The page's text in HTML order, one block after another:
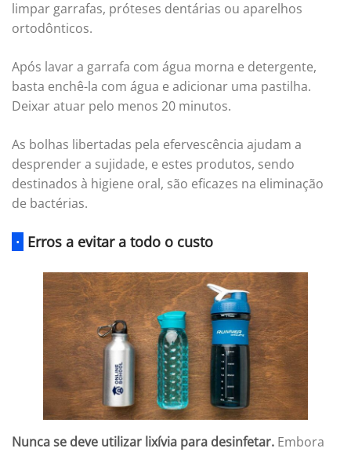
limpar garrafas, próteses dentárias ou aparelhos
ortodônticos.
Após lavar a garrafa com água morna e detergente,
basta enchê-la com água e adicionar uma pastilha.
Deixar atuar pelo menos 20 minutos.
As bolhas libertadas pela efervescência ajudam a
desprender a sujidade, e estes produtos, sendo
destinados à higiene oral, são eficazes na eliminação
de bactérias.
· Erros a evitar a todo o custo
Nunca se deve utilizar lixívia para desinfetar. Embora